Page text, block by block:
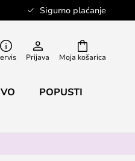
Sigurno plaćanje
Moja košarica
Prijava
POPUSTI